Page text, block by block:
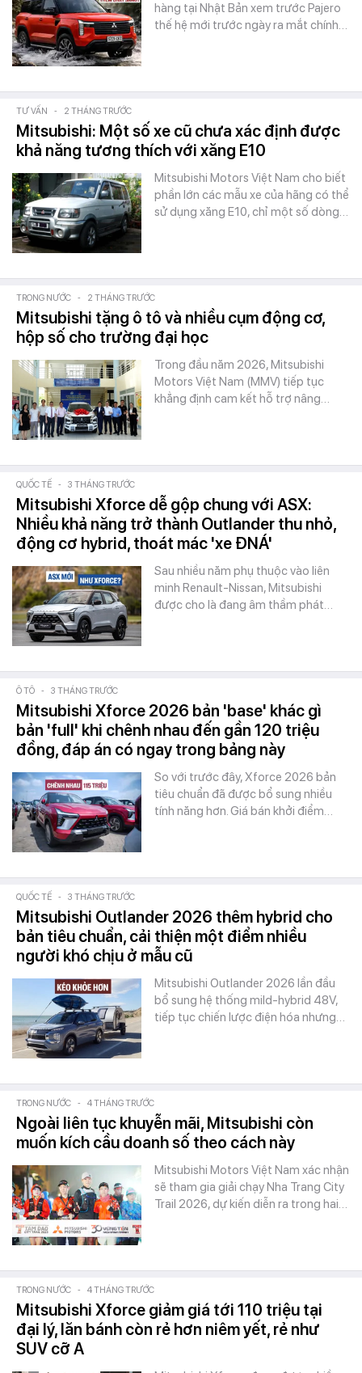
hàng tại Nhật Bản xem trước Pajero
thế hệ mới trước ngày ra mắt chính…
TƯ VẤN - 2 THÁNG TRƯỚC
Mitsubishi: Một số xe cũ chưa xác định được
khả năng tương thích với xăng E10
Mitsubishi Motors Việt Nam cho biết
phần lớn các mẫu xe của hãng có thể
sử dụng xăng E10, chỉ một số dòng…
TRONG NƯỚC - 2 THÁNG TRƯỚC
Mitsubishi tặng ô tô và nhiều cụm động cơ,
hộp số cho trường đại học
Trong đầu năm 2026, Mitsubishi
Motors Việt Nam (MMV) tiếp tục
khẳng định cam kết hỗ trợ nâng…
QUỐC TẾ - 3 THÁNG TRƯỚC
Mitsubishi Xforce dễ gộp chung với ASX:
Nhiều khả năng trở thành Outlander thu nhỏ,
động cơ hybrid, thoát mác 'xe ĐNÁ'
Sau nhiều năm phụ thuộc vào liên
minh Renault-Nissan, Mitsubishi
được cho là đang âm thầm phát…
Ô TÔ - 3 THÁNG TRƯỚC
Mitsubishi Xforce 2026 bản 'base' khác gì
bản 'full' khi chênh nhau đến gần 120 triệu
đồng, đáp án có ngay trong bảng này
So với trước đây, Xforce 2026 bản
tiêu chuẩn đã được bổ sung nhiều
tính năng hơn. Giá bán khởi điểm…
QUỐC TẾ - 3 THÁNG TRƯỚC
Mitsubishi Outlander 2026 thêm hybrid cho
bản tiêu chuẩn, cải thiện một điểm nhiều
người khó chịu ở mẫu cũ
Mitsubishi Outlander 2026 lần đầu
bổ sung hệ thống mild-hybrid 48V,
tiếp tục chiến lược điện hóa nhưng…
TRONG NƯỚC - 4 THÁNG TRƯỚC
Ngoài liên tục khuyễn mãi, Mitsubishi còn
muốn kích cầu doanh số theo cách này
Mitsubishi Motors Việt Nam xác nhận
sẽ tham gia giải chạy Nha Trang City
Trail 2026, dự kiến diễn ra trong hai…
TRONG NƯỚC - 4 THÁNG TRƯỚC
Mitsubishi Xforce giảm giá tới 110 triệu tại
đại lý, lăn bánh còn rẻ hơn niêm yết, rẻ như
SUV cỡ A